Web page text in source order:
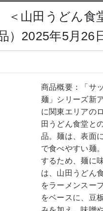
山田うどん食
）2025年5月26
商品概要：「サ
麺」シリーズ新
に関東エリアの
田うどん食堂と
品。麺は、表面
で食べやすい麺
するため、麺に
は、山田うどん
をラーメンスー
をベースに、豆